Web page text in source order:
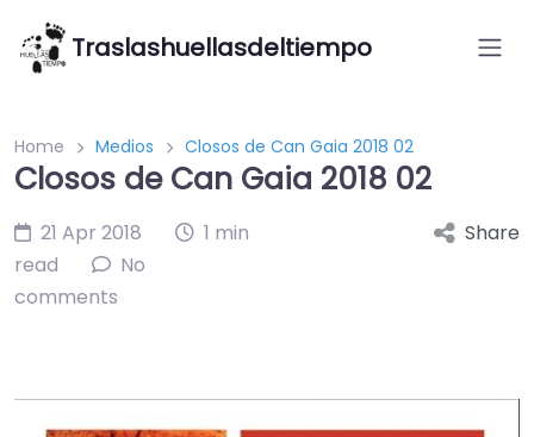
Traslashuellasdeltiempo
Home Medios Closos de Can Gaia 2018 02
Closos de Can Gaia 2018 02
21 Apr 2018
1 min
read
No
comments
Share